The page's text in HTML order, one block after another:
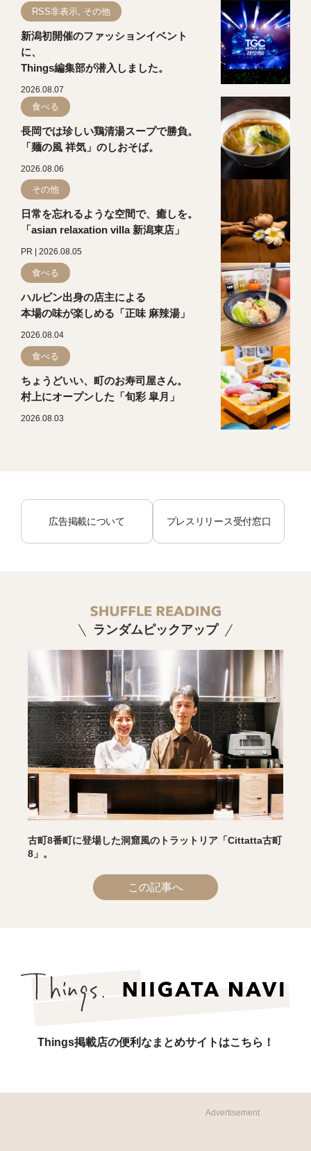
RSS非表示, その他
新潟初開催のファッションイベント
に、
Things編集部が潜入しました。
2026.08.07
食べる
長岡では珍しい鶏清湯スープで勝負。
「麺の風 祥気」のしおそば。
2026.08.06
その他
日常を忘れるような空間で、癒しを。
「asian relaxation villa 新潟東店」
PR | 2026.08.05
食べる
ハルビン出身の店主による
本場の味が楽しめる「正味 麻辣湯」
2026.08.04
食べる
ちょうどいい、町のお寿司屋さん。
村上にオープンした「旬彩 皐月」
2026.08.03
広告掲載について プレスリリース受付窓口
ランダムピックアップ
古町8番町に登場した洞窟風のトラットリア「Cittatta古町
8」。
この記事へ
Things掲載店の便利なまとめサイトはこちら！
Advertisement